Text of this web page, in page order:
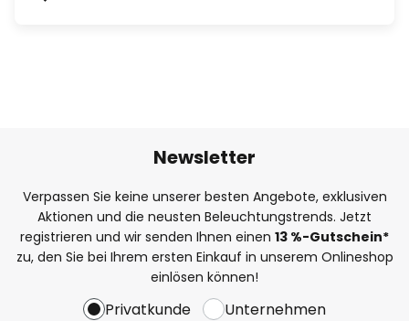
Newsletter
Verpassen Sie keine unserer besten Angebote, exklusiven
Aktionen und die neusten Beleuchtungstrends. Jetzt
registrieren und wir senden Ihnen einen 13 %-Gutschein*
zu, den Sie bei Ihrem ersten Einkauf in unserem Onlineshop
einlösen können!
Privatkunde Unternehmen